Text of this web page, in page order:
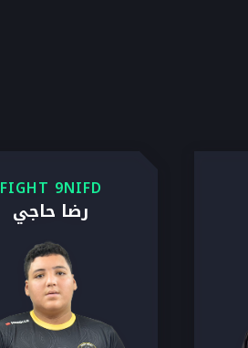
FIGHT 9NIFD
رضا حاجي